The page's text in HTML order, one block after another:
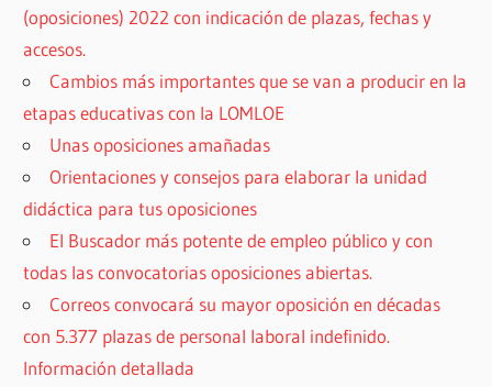
(oposiciones) 2022 con indicación de plazas, fechas y
accesos.
Cambios más importantes que se van a producir en la
etapas educativas con la LOMLOE
Unas oposiciones amañadas
Orientaciones y consejos para elaborar la unidad
didáctica para tus oposiciones
El Buscador más potente de empleo público y con
todas las convocatorias oposiciones abiertas.
Correos convocará su mayor oposición en décadas
con 5.377 plazas de personal laboral indefinido.
Información detallada